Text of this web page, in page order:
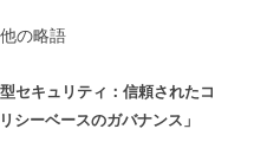
の略語
セキュリティ：信頼されたコ
シーベースのガバナンス」